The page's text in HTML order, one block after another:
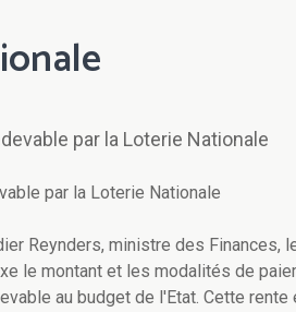
par la Loterie Nationale
par la Loterie Nationale
Reynders, ministre des Finances,
le montant et les modalités de
au budget de l'Etat. Cette